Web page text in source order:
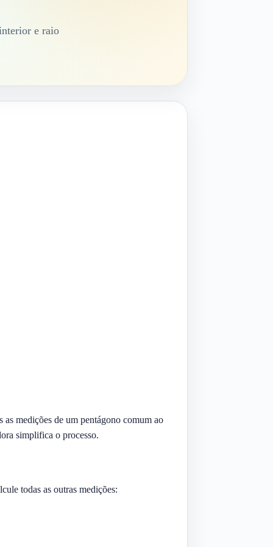
e raio
medições de um pentágono comum ao
simplifica o processo.
todas as outras medições: